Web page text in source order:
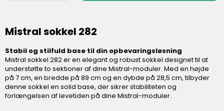
Mistral sokkel 282
Stabil og stilfuld base til din opbevaringsløsning
Mistral sokkel 282 er en elegant og robust sokkel designet til at
understøtte to sektioner af dine Mistral-moduler. Med en højde
på 7 cm, en bredde på 89 cm og en dybde på 28,5 cm, tilbyder
denne sokkel en solid base, der sikrer stabiliteten og
forlængelsen af levetiden på dine Mistral-moduler.